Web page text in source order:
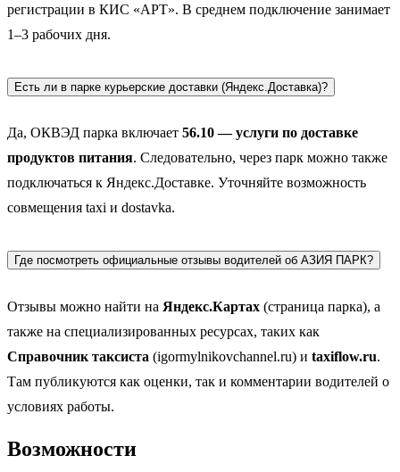
регистрации в КИС «АРТ». В среднем подключение занимает
1–3 рабочих дня.
Есть ли в парке курьерские доставки (Яндекс.Доставка)?
Да, ОКВЭД парка включает 56.10 — услуги по доставке
продуктов питания. Следовательно, через парк можно также
подключаться к Яндекс.Доставке. Уточняйте возможность
совмещения taxi и dostavka.
Где посмотреть официальные отзывы водителей об АЗИЯ ПАРК?
Отзывы можно найти на Яндекс.Картах (страница парка), а
также на специализированных ресурсах, таких как
Справочник таксиста (igormylnikovchannel.ru) и taxiflow.ru.
Там публикуются как оценки, так и комментарии водителей о
условиях работы.
Возможности